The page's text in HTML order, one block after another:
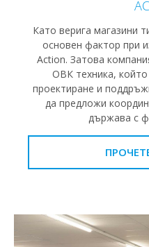
Като верига магазини
основен фактор при
Action. Затова
ОВК техника,
проектиране и
да предложи
държава с